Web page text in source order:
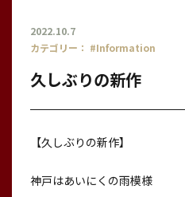
2022.10.7
カテゴリー： #Information
久しぶりの新作
【久しぶりの新作】
神戸はあいにくの雨模様